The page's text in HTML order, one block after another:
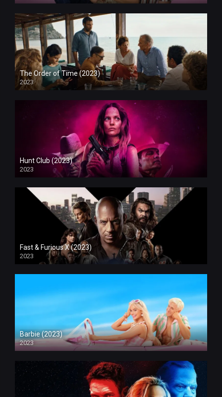
The Order of Time (2023)
2023
Hunt Club (2023)
2023
Fast & Furious X (2023)
2023
Barbie (2023)
2023